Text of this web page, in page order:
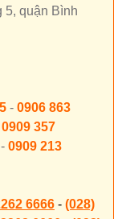
quận Bình
- 0906 863
0909 357
- 0909 213
6666 - (028)